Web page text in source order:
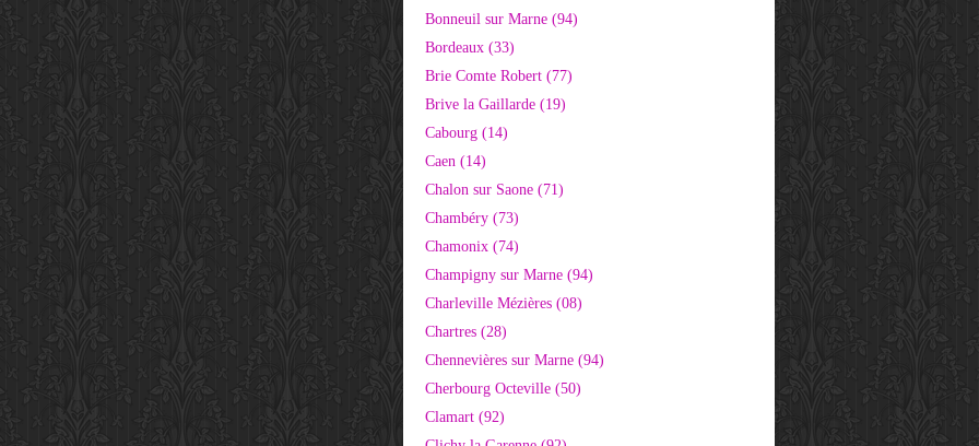
Bonneuil sur Marne (94)
Bordeaux (33)
Brie Comte Robert (77)
Brive la Gaillarde (19)
Cabourg (14)
Caen (14)
Chalon sur Saone (71)
Chambéry (73)
Chamonix (74)
Champigny sur Marne (94)
Charleville Mézières (08)
Chartres (28)
Chennevières sur Marne (94)
Cherbourg Octeville (50)
Clamart (92)